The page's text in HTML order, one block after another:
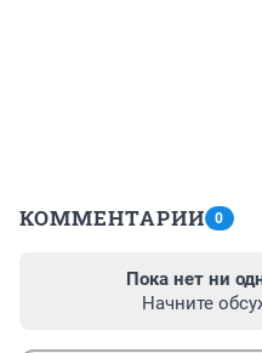
КОММЕНТАРИИ 0
Пока нет ни
Начните